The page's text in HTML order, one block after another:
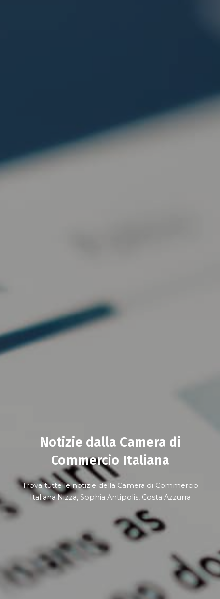
Notizie dalla Camera di
Commercio Italiana
Trova tutte le notizie della Camera di Commercio
Italiana Nizza, Sophia Antipolis, Costa Azzurra